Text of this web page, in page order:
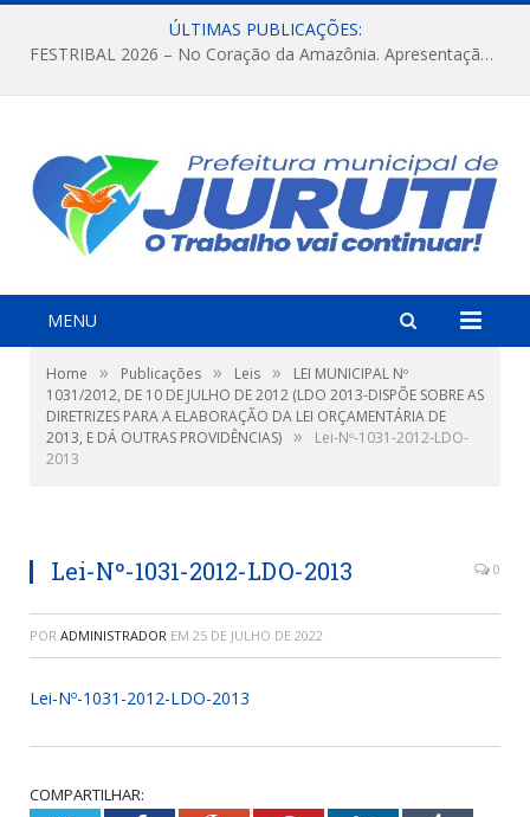
ÚLTIMAS PUBLICAÇÕES:
FESTRIBAL 2026 – No Coração da Amazônia. Apresentação da Munduruku.
MENU
Home » Publicações » Leis »
LEI MUNICIPAL Nº
1031/2012, DE 10 DE JULHO DE 2012 (LDO 2013-DISPÕE SOBRE AS
DIRETRIZES PARA A ELABORAÇÃO DA LEI ORÇAMENTÁRIA DE
2013, E DÁ OUTRAS PROVIDÊNCIAS) »
Lei-Nº-1031-2012-LDO-
2013
Lei-Nº-1031-2012-LDO-2013 0
POR ADMINISTRADOR EM 25 DE JULHO DE 2022
Lei-Nº-1031-2012-LDO-2013
COMPARTILHAR: